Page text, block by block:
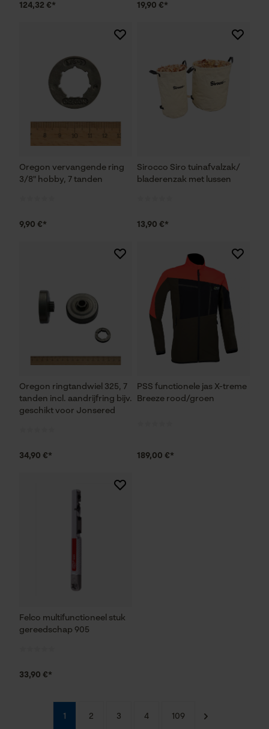
124,32 €* 19,90 €*
Oregon vervangende ring
3/8" hobby, 7 tanden
9,90 €*
Sirocco Siro tuinafvalzak/
bladerenzak met lussen
13,90 €*
Oregon ringtandwiel 325, 7
tanden incl. aandrijfring bijv.
geschikt voor Jonsered
34,90 €*
PSS functionele jas X-treme
Breeze rood/groen
189,00 €*
Felco multifunctioneel stuk
gereedschap 905
33,90 €*
1 2 3 4 109
Mouseflow Web Analytics Tool
Loop54 Personalization
Gepersonaliseerde homepage
Opgeslagen winkelwagen
Persoonlijke begroeting
Geo-IP en gebruikersdetectie
YouTube-video's
Google Maps
Google Global Site Tag